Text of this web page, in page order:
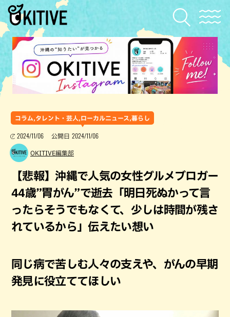
コラム,タレント・芸人,ローカルニュース,暮らし
2024/11/06 公開日 2024/11/06
OKITIVE編集部
【悲報】沖縄で人気の女性グルメブロガー
44歳”胃がん”で逝去「明日死ぬかって言
ったらそうでもなくて、少しは時間が残さ
れているから」伝えたい想い
同じ病で苦しむ人々の支えや、がんの早期
発見に役立ててほしい